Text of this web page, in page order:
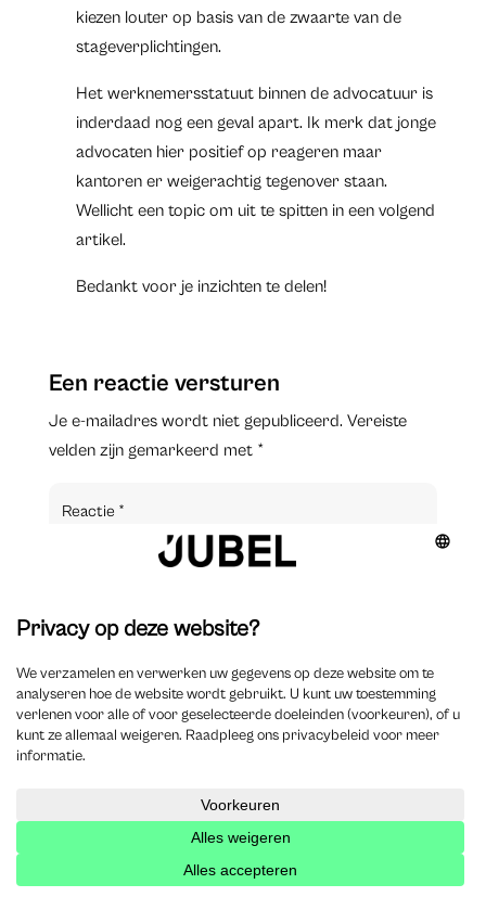
kiezen louter op basis van de zwaarte van de
stageverplichtingen.
Het werknemersstatuut binnen de advocatuur is
inderdaad nog een geval apart. Ik merk dat jonge
advocaten hier positief op reageren maar
kantoren er weigerachtig tegenover staan.
Wellicht een topic om uit te spitten in een volgend
artikel.
Bedankt voor je inzichten te delen!
Een reactie versturen
Je e-mailadres wordt niet gepubliceerd. Vereiste
velden zijn gemarkeerd met *